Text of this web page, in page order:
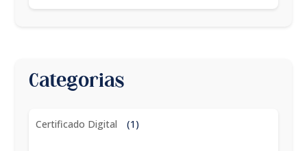
Categorias
Certificado Digital (1)